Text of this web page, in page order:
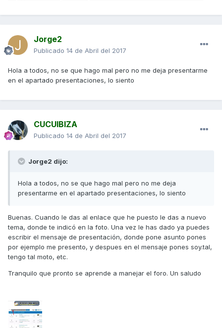
Jorge2
Publicado 14 de Abril del 2017
Hola a todos, no se que hago mal pero no me deja presentarme
en el apartado presentaciones, lo siento
CUCUIBIZA
Publicado 14 de Abril del 2017
Jorge2 dijo:
Hola a todos, no se que hago mal pero no me deja
presentarme en el apartado presentaciones, lo siento
Buenas. Cuando le das al enlace que he puesto le das a nuevo
tema, donde te indicó en la foto. Una vez le has dado ya puedes
escribir el mensaje de presentación, donde pone asunto pones
por ejemplo me presento, y despues en el mensaje pones soy.tal,
tengo tal moto, etc.
Tranquilo que pronto se aprende a manejar el foro. Un saludo